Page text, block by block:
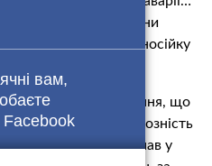
вам,
Facebook
сторонньої людини
казати про саму носійку
її першого одруження, що
не вірячи в серйозність
одружившись, попав у